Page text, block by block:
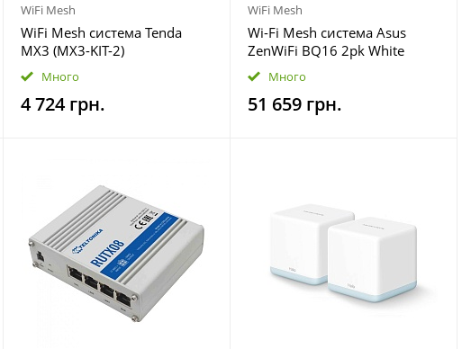
WiFi Mesh
WiFi Mesh система Tenda
MX3 (MX3-KIT-2)
Много
4 724 грн.
WiFi Mesh
Wi-Fi Mesh система Asus
ZenWiFi BQ16 2pk White
(90IG08K0-MO3N2V)
Много
51 659 грн.